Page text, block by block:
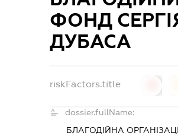
ФОНД
ДУБАСА
riskFactors.title
dossier.fullName:
БЛАГОДІЙНА